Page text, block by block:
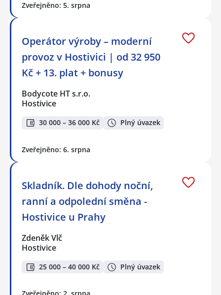
Zveřejněno: 5. srpna
Operátor výroby – moderní
provoz v Hostivici | od 32 950
Kč + 13. plat + bonusy
Bodycote HT s.r.o.
Hostivice
30 000 – 36 000 Kč Plný úvazek
Zveřejněno: 6. srpna
Skladník. Dle dohody noční,
ranní a odpolední směna -
Hostivice u Prahy
Zdeněk Vlč
Hostivice
25 000 – 40 000 Kč Plný úvazek